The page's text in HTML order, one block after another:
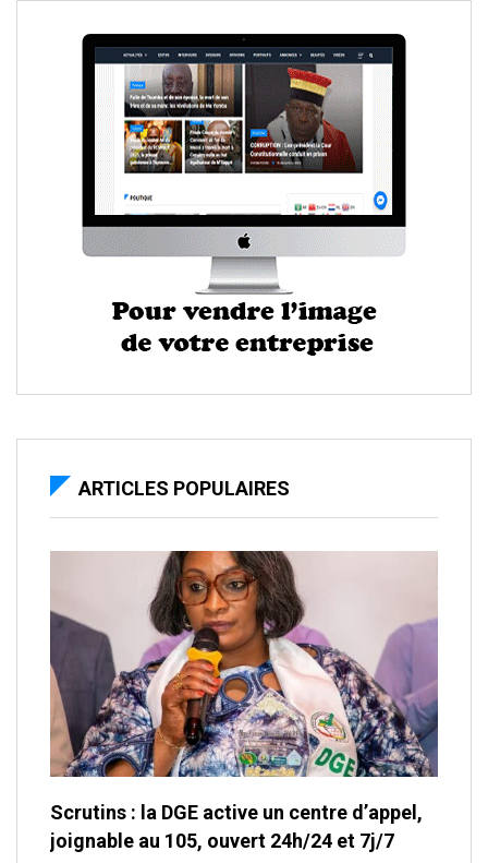
ARTICLES POPULAIRES
Scrutins : la DGE active un centre d’appel,
joignable au 105, ouvert 24h/24 et 7j/7